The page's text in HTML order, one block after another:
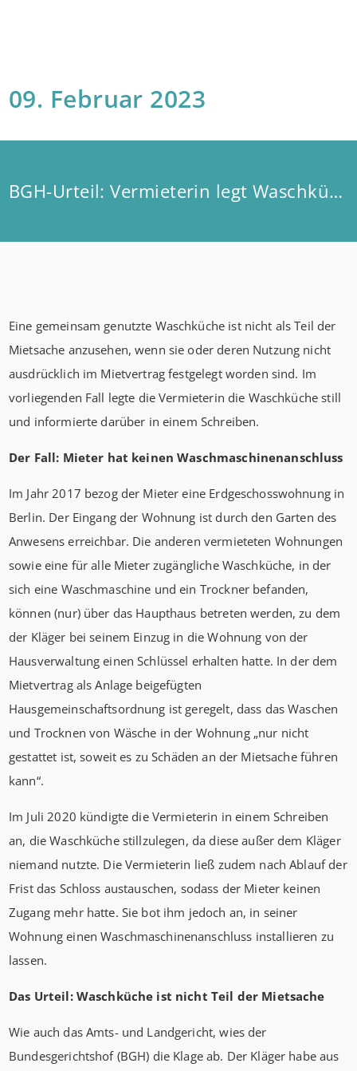
09. Februar 2023
BGH-Urteil: Vermieterin legt Waschküche still
Eine gemeinsam genutzte Waschküche ist nicht als Teil der
Mietsache anzusehen, wenn sie oder deren Nutzung nicht
ausdrücklich im Mietvertrag festgelegt worden sind. Im
vorliegenden Fall legte die Vermieterin die Waschküche still
und informierte darüber in einem Schreiben.
Der Fall: Mieter hat keinen Waschmaschinenanschluss
Im Jahr 2017 bezog der Mieter eine Erdgeschosswohnung in
Berlin. Der Eingang der Wohnung ist durch den Garten des
Anwesens erreichbar. Die anderen vermieteten Wohnungen
sowie eine für alle Mieter zugängliche Waschküche, in der
sich eine Waschmaschine und ein Trockner befanden,
können (nur) über das Haupthaus betreten werden, zu dem
der Kläger bei seinem Einzug in die Wohnung von der
Hausverwaltung einen Schlüssel erhalten hatte. In der dem
Mietvertrag als Anlage beigefügten
Hausgemeinschaftsordnung ist geregelt, dass das Waschen
und Trocknen von Wäsche in der Wohnung „nur nicht
gestattet ist, soweit es zu Schäden an der Mietsache führen
kann“.
Im Juli 2020 kündigte die Vermieterin in einem Schreiben
an, die Waschküche stillzulegen, da diese außer dem Kläger
niemand nutzte. Die Vermieterin ließ zudem nach Ablauf der
Frist das Schloss austauschen, sodass der Mieter keinen
Zugang mehr hatte. Sie bot ihm jedoch an, in seiner
Wohnung einen Waschmaschinenanschluss installieren zu
lassen.
Das Urteil: Waschküche ist nicht Teil der Mietsache
Wie auch das Amts- und Landgericht, wies der
Bundesgerichtshof (BGH) die Klage ab. Der Kläger habe aus